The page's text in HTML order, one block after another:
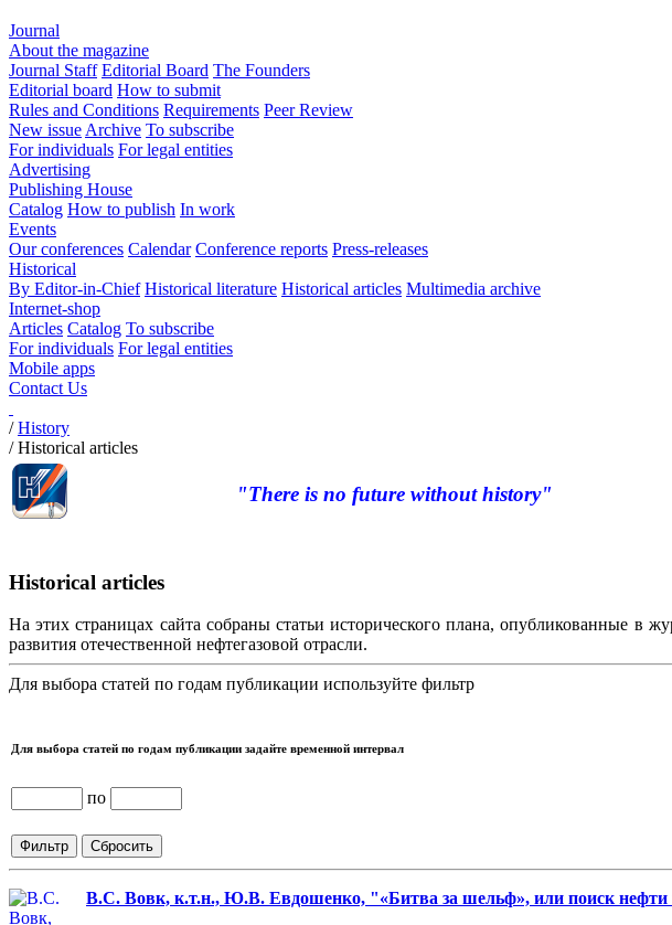
Journal
About the magazine
Journal Staff Editorial Board The Founders
Editorial board How to submit
Rules and Conditions Requirements Peer Review
New issue Archive To subscribe
For individuals For legal entities
Advertising
Publishing House
Catalog How to publish In work
Events
Our conferences Calendar Conference reports Press-releases
Historical
By Editor-in-Chief Historical literature Historical articles Multimedia archive
Internet-shop
Articles Catalog To subscribe
For individuals For legal entities
Mobile apps
Contact Us
/History
/Historical articles
"There is no future without history"
Historical articles
На этих страницах сайта собраны статьи исторического плана, опубликованные в
развития отечественной нефтегазовой отрасли.
Для выбора статей по годам публикации используйте фильтр
Для выбора статей по годам публикации задайте временной интервал
по
В.С. Вовк, к.т.н., Ю.В. Евдошенко, "«Битва за шельф», или поиск нефти